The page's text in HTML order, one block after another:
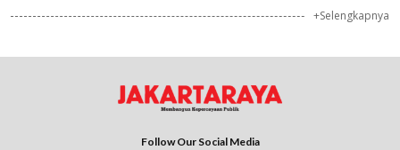
+Selengkapnya
Follow Our Social Media